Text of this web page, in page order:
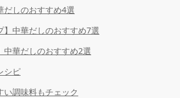
だしのおすすめ4選
】中華だしのおすすめ7選
中華だしのおすすめ2選
シピ
い調味料もチェック